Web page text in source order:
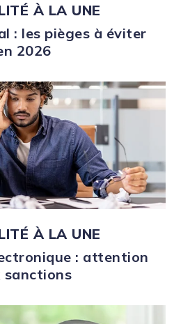
À LA UNE
: les pièges à éviter
2026
À LA UNE
: attention
sanctions